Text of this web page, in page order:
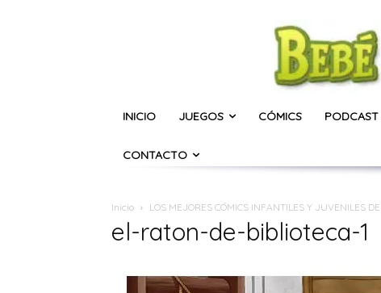
INICIO JUEGOS CÓMICS PODCAST
CONTACTO
Inicio LOS MEJORES CÓMICS INFANTILES Y JUVENILES
el-raton-de-biblioteca-1